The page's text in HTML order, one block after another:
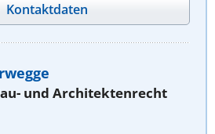
Kontaktdaten
und Architektenrecht